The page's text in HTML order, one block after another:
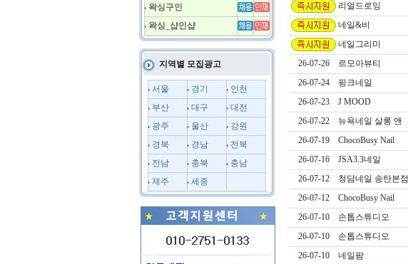
왁싱구인
왁싱_샵인샵
지역별 모집광고
서울 경기
인천
부산
대구
대전
광주
울산
강원
경북
경남
전북
전남
충북
충남
제주
세종
리얼드로잉
네일&비
네일그리미
26-07-26
르모아뷰티
26-07-24
핑크네일
26-07-23
J MOOD
26-07-22
뉴욕네일 살롱 앤
26-07-19
ChocoBusy Nail
26-07-16
JSA3.3네일
26-07-12
청담네일 송탄본점
26-07-12
ChocoBusy Nail
26-07-10
손톱스튜디오
26-07-10
손톱스튜디오
26-07-10
네일팜